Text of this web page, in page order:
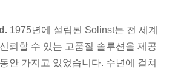
1975년에 설립된 Solinst는 전 세계
뢰할 수 있는 고품질 솔루션을 제공
안 가지고 있었습니다. 수년에 걸쳐